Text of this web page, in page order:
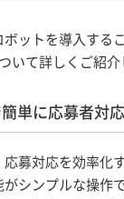
ボットを導入する
いて詳しくご紹介
単に応募者対
応募対応を効率化
シンプルな操作